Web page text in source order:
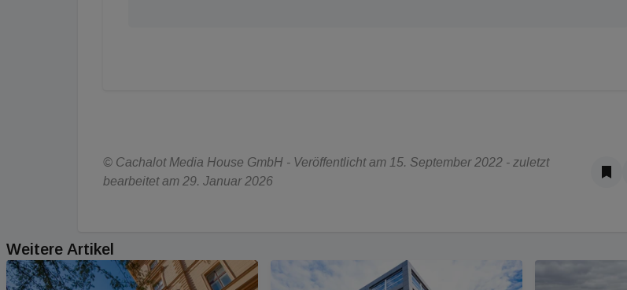
© Cachalot Media House GmbH - Veröffentlicht am 15. September 2022 - zuletzt
bearbeitet am 29. Januar 2026
Weitere Artikel